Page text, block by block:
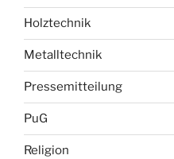
Holztechnik
Metalltechnik
Pressemitteilung
PuG
Religion